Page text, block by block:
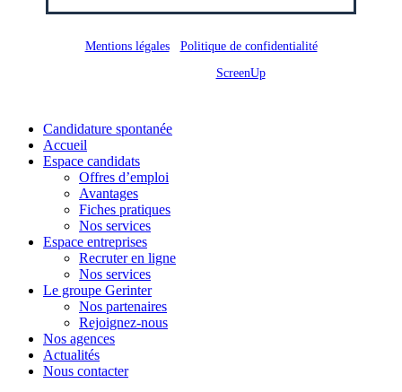
Mentions légales/ Politique de confidentialité
ScreenUp
Close
Menu
Candidature spontanée
Accueil
Espace candidats
Offres d’emploi
Avantages
Fiches pratiques
Nos services
Espace entreprises
Recruter en ligne
Nos services
Le groupe Gerinter
Nos partenaires
Rejoignez-nous
Nos agences
Actualités
Nous contacter